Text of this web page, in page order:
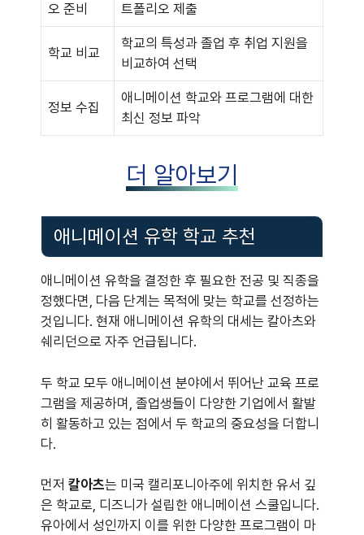
오 준비
트폴리오 제출
학교 비교
학교의 특성과 졸업 후 취업 지원을
비교하여 선택
정보 수집
애니메이션 학교와 프로그램에 대한
최신 정보 파악
더 알아보기
애니메이션 유학 학교 추천
애니메이션 유학을 결정한 후 필요한 전공 및 직종을
정했다면, 다음 단계는 목적에 맞는 학교를 선정하는
것입니다. 현재 애니메이션 유학의 대세는 칼아츠와
쉐리던으로 자주 언급됩니다.
두 학교 모두 애니메이션 분야에서 뛰어난 교육 프로
그램을 제공하며, 졸업생들이 다양한 기업에서 활발
히 활동하고 있는 점에서 두 학교의 중요성을 더합니
다.
먼저 칼아츠는 미국 캘리포니아주에 위치한 유서 깊
은 학교로, 디즈니가 설립한 애니메이션 스쿨입니다.
유아에서 성인까지 이를 위한 다양한 프로그램이 마